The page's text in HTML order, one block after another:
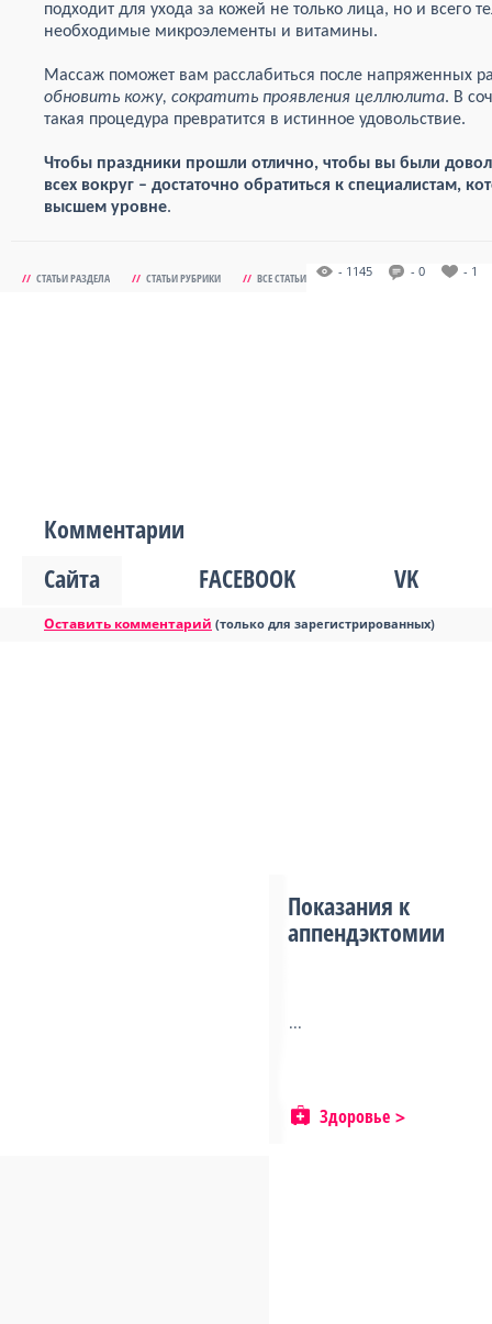
подходит для ухода за кожей не только лица, но и всего
необходимые микроэлементы и витамины.
Массаж поможет вам расслабиться после напряженных
обновить кожу, сократить проявления целлюлита. В
такая процедура превратится в истинное удовольствие.
Чтобы праздники прошли отлично, чтобы вы были
всех вокруг – достаточно обратиться к специалистам,
высшем уровне.
// СТАТЬИ РАЗДЕЛА // СТАТЬИ РУБРИКИ // ВСЕ СТАТЬИ - 1145 - 0 - 1
Комментарии
Сайта
FACEBOOK VK
Оставить комментарий (только для зарегистрированных)
Показания к
аппендэктомии
...
Здоровье